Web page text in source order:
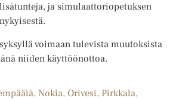
ja simulaattoriopetuksen
voimaan tulevista muutoksista
niiden käyttöönottoa.
, Nokia, Orivesi, Pirkkala,